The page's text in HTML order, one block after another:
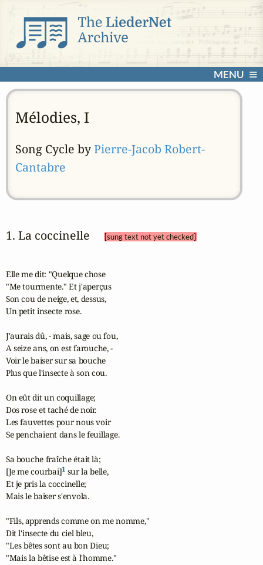
MENU
Mélodies, I
Song Cycle byPierre-Jacob Robert-
Cantabre
1. La coccinelle [sung text not yet checked]
Elle me dit: "Quelque chose
"Me tourmente." Et j'aperçus
Son cou de neige, et, dessus,
Un petit insecte rose.
J'aurais dû, - mais, sage ou fou,
A seize ans, on est farouche, -
Voir le baiser sur sa bouche
Plus que l'insecte à son cou.
On eût dit un coquillage;
Dos rose et taché de noir.
Les fauvettes pour nous voir
Se penchaient dans le feuillage.
Sa bouche fraîche était là;
[Je me courbai]1 sur la belle,
Et je pris la coccinelle;
Mais le baiser s'envola.
"Fils, apprends comme on me nomme,"
Dit l'insecte du ciel bleu,
"Les bêtes sont au bon Dieu;
"Mais la bêtise est à l'homme."